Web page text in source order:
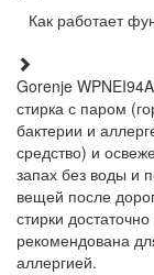
Как работает
Gorenje
стирка с паром
бактерии и
средство) и
запах без воды и
вещей после
стирки
рекомендована
аллергией.